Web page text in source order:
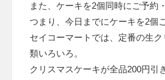
また、ケーキを2個同時にご予約
つまり、今日までにケーキを2個
セイコーマートでは、定番の生
類いろいろ。
クリスマスケーキが全品200円引